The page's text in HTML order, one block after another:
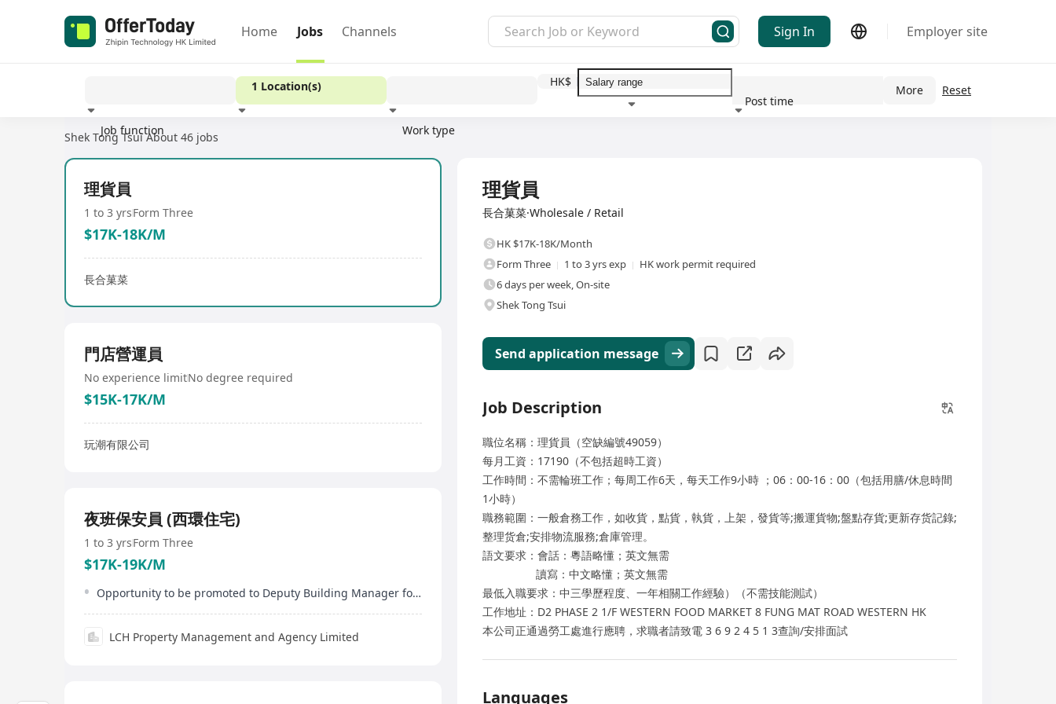
Home Jobs Channels Sign In Employer site
Job function
1 Location(s)
Work type
HK$
Post time
More Reset
Shek Tong Tsui About 46 jobs
理貨員
1 to 3 yrsForm Three
$17K-18K/M
長合菓菜
門店營運員
No experience limitNo degree required
$15K-17K/M
玩潮有限公司
夜班保安員 (西環住宅)
1 to 3 yrsForm Three
$17K-19K/M
Opportunity to be promoted to Deputy Building Manager for experienced candidates
LCH Property Management and Agency Limited
理貨員
長合菓菜·Wholesale / Retail
HK $17K-18K/Month
Form Three
1 to 3 yrs exp
HK work permit required
6 days per week, On-site
Shek Tong Tsui
Send application message
Job Description
職位名稱：理貨員（空缺編號49059）
每月工資：17190（不包括超時工資）
工作時間：不需輪班工作；每周工作6天，每天工作9小時 ；06：00-16：00（包括用膳/休息時間
1小時）
職務範圍：一般倉務工作，如收貨，點貨，執貨，上架，發貨等;搬運貨物;盤點存貨;更新存货記錄;
整理货倉;安排物流服務;倉庫管理。
語文要求：會話：粵語略懂；英文無需
讀寫：中文略懂；英文無需
最低入職要求：中三學歷程度、一年相關工作經驗）（不需技能測試）
工作地址：D2 PHASE 2 1/F WESTERN FOOD MARKET 8 FUNG MAT ROAD WESTERN HK
本公司正通過勞工處進行應聘，求職者請致電 3 6 9 2 4 5 1 3查詢/安排面試
Languages